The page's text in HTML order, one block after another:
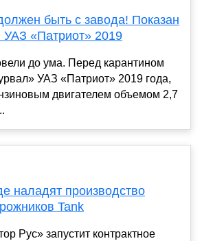
быть с завода! Показан
«Патриот» 2019
до ума. Перед карантином
УАЗ «Патриот» 2019 года,
двигателем объемом 2,7
наладят производство
Tank
Рус» запустит контрактное